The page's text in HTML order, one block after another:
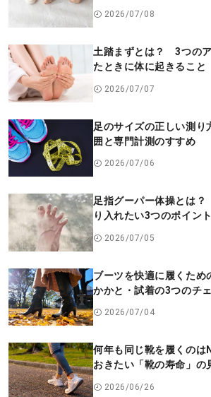
2026/07/08
土踏まずとは？ 3つの
たときに体に起きること
2026/07/07
足のサイズの正しい測り
囲と専門計測のすすめ
2026/07/06
足指グーパー体操とは
り入れたい3つのポイント
2026/07/05
ブーツを快適に履くため
かかと・試着の3つのチ
2026/07/04
何年も同じ靴を履くの
おきたい「靴の寿命」の
2026/06/26